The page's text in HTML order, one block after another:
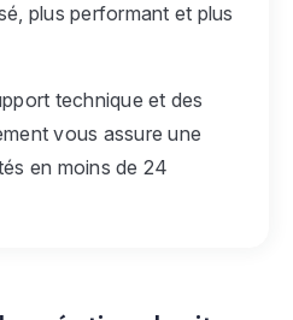
plus performant et plus
technique et des
vous assure une
en moins de 24